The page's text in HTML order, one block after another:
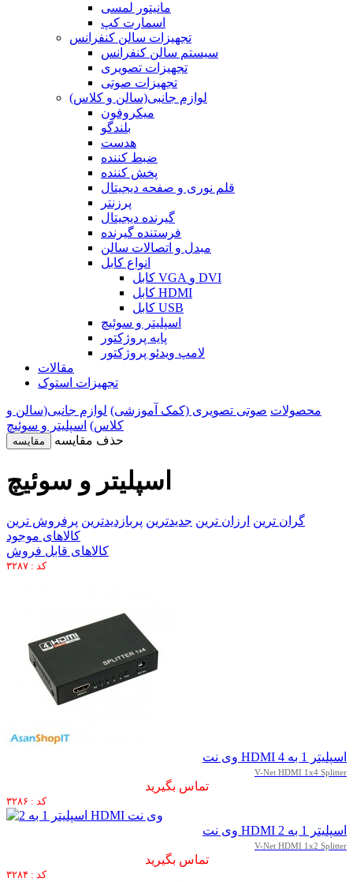
مانیتور لمسی
اسمارت کپ
تجهیزات سالن کنفرانس
سیستم سالن کنفرانس
تجهیزات تصویری
تجهیزات صوتی
لوازم جانبی(سالن و کلاس)
میکروفون
بلندگو
هدست
ضبط کننده
پخش کننده
قلم نوری و صفحه دیجیتال
پرزنتر
گیرنده دیجیتال
فرستنده گیرنده
مبدل و اتصالات سالن
انواع کابل
کابل VGA و DVI
کابل HDMI
کابل USB
اسپلیتر و سوئیچ
پایه پروژکتور
لامپ ویدئو پروژکتور
مقالات
تجهیزات استوک
محصولات صوتی تصویری (کمک آموزشی) لوازم جانبی(سالن و
کلاس) اسپلیتر و سوئیچ
مقایسه حذف مقایسه
اسپلیتر و سوئیچ
گران ترین ارزان ترین جدیدترین پربازدیدترین پرفروش ترین
کالاهای موجود
کالاهای قابل فروش
کد : ۳۲۸۷
اسپلیتر 1 به 4 HDMI وی نت
V-Net HDMI 1x4 Splitter
تماس بگیرید
کد : ۳۲۸۶
اسپلیتر 1 به 2 HDMI وی نت
V-Net HDMI 1x2 Splitter
تماس بگیرید
کد : ۳۲۸۴